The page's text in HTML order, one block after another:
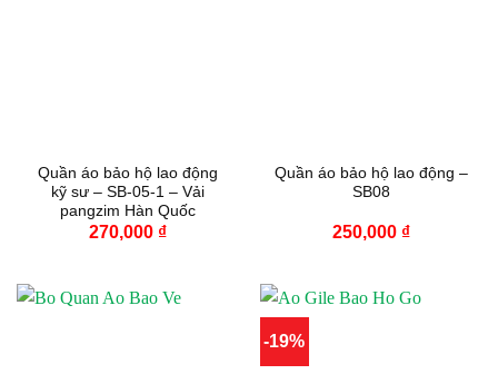
Quần áo bảo hộ lao động
kỹ sư – SB-05-1 – Vải
pangzim Hàn Quốc
270,000 ₫
Quần áo bảo hộ lao động –
SB08
250,000 ₫
-19%